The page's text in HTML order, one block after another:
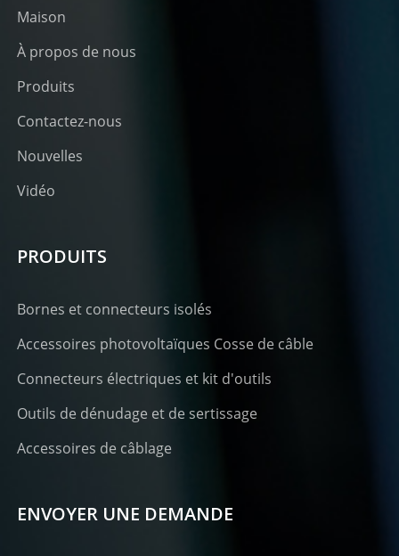
Maison
À propos de nous
Produits
Contactez-nous
Nouvelles
Vidéo
PRODUITS
Bornes et connecteurs isolés
Accessoires photovoltaïques Cosse de câble
Connecteurs électriques et kit d'outils
Outils de dénudage et de sertissage
Accessoires de câblage
ENVOYER UNE DEMANDE